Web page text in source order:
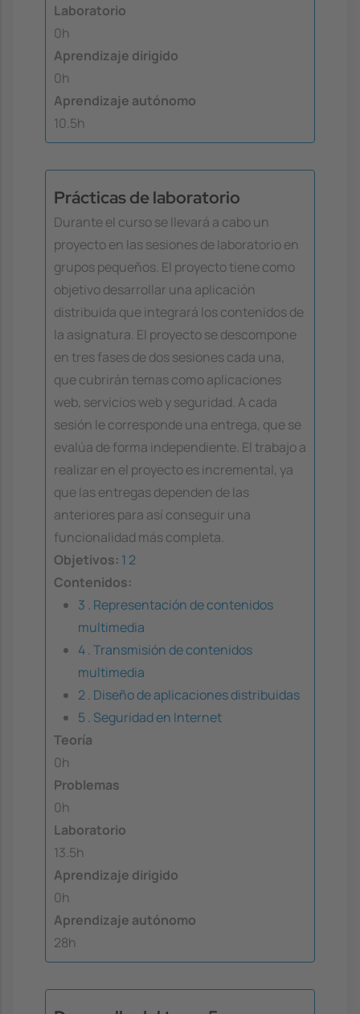
Laboratorio
0h
Aprendizaje dirigido
0h
Aprendizaje autónomo
10.5h
Prácticas de laboratorio
Durante el curso se llevará a cabo un
proyecto en las sesiones de laboratorio en
grupos pequeños. El proyecto tiene como
objetivo desarrollar una aplicación
distribuida que integrará los contenidos de
la asignatura. El proyecto se descompone
en tres fases de dos sesiones cada una,
que cubrirán temas como aplicaciones
web, servicios web y seguridad. A cada
sesión le corresponde una entrega, que se
evalúa de forma independiente. El trabajo a
realizar en el proyecto es incremental, ya
que las entregas dependen de las
anteriores para así conseguir una
funcionalidad más completa.
Objetivos: 1 2
Contenidos:
3 . Representación de contenidos
multimedia
4 . Transmisión de contenidos
multimedia
2 . Diseño de aplicaciones distribuidas
5 . Seguridad en Internet
Teoría
0h
Problemas
0h
Laboratorio
13.5h
Aprendizaje dirigido
0h
Aprendizaje autónomo
28h